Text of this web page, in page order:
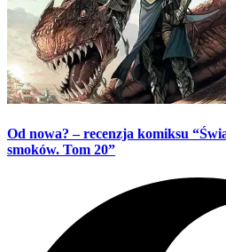
Od nowa? – recenzja komiksu
smoków. Tom 20”